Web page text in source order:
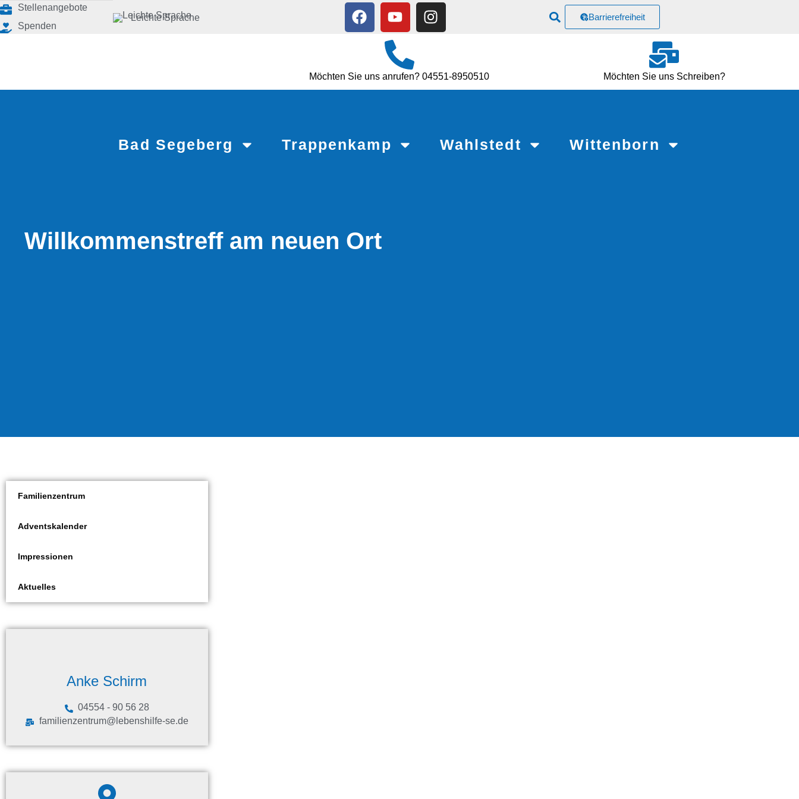
Stellenangebote
Spenden
Leichte Sprache Barrierefreiheit
Möchten Sie uns anrufen? 04551-8950510 Möchten Sie uns Schreiben?
Bad Segeberg Trappenkamp Wahlstedt Wittenborn
Willkommenstreff am neuen Ort
Familienzentrum
Adventskalender
Impressionen
Aktuelles
Anke Schirm
04554 - 90 56 28
familienzentrum@lebenshilfe-se.de